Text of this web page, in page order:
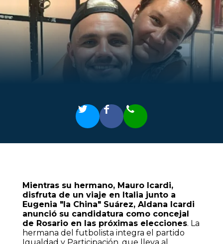
Mientras su hermano, Mauro Icardi,
disfruta de un viaje en Italia junto a
Eugenia "la China" Suárez, Aldana Icardi
anunció su candidatura como concejal
de Rosario en las próximas elecciones. La
hermana del futbolista integra el partido